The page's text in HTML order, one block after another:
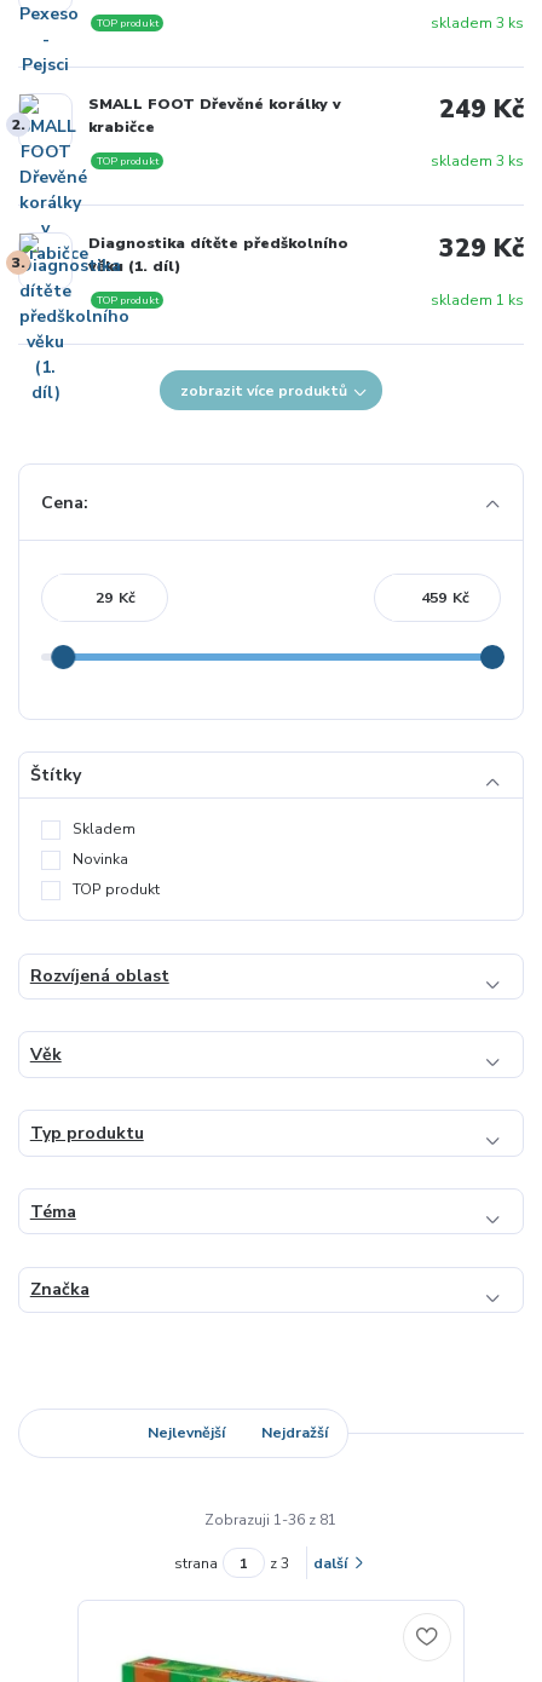
skladem 3 ks
TOP produkt
2.
SMALL FOOT Dřevěné korálky v
krabičce
skladem 3 ks
TOP produkt
249 Kč
3.
Diagnostika dítěte předškolního
věku (1. díl)
skladem 1 ks
TOP produkt
329 Kč
zobrazit více produktů
Cena:
Kč Kč
Štítky
Skladem
Novinka
TOP produkt
Rozvíjená oblast
Věk
Typ produktu
Téma
Značka
Nejlevnější Nejdražší
Zobrazuji 1-36 z 81
strana z 3 další